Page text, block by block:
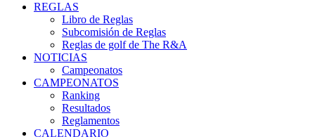
REGLAS
Libro de Reglas
Subcomisión de Reglas
Reglas de golf de The R&A
NOTICIAS
Campeonatos
CAMPEONATOS
Ranking
Resultados
Reglamentos
CALENDARIO